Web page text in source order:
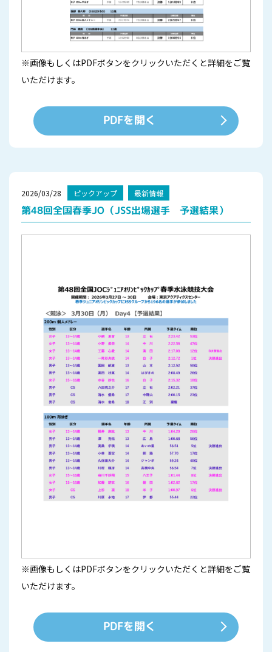
※画像もしくはPDFボタンをクリックいただくと詳細をご覧
いただけます。
PDFを開く
2026/03/28 ピックアップ 最新情報
第48回全国春季JO（JSS出場選手 予選結果）
※画像もしくはPDFボタンをクリックいただくと詳細をご覧
いただけます。
PDFを開く